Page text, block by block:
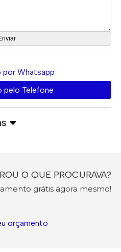
Whatsapp
pelo Telefone
O QUE PROCURAVA?
grátis agora mesmo!
orçamento